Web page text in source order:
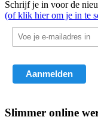
Schrijf je in voor de
(of klik hier om je in te
Slimmer online